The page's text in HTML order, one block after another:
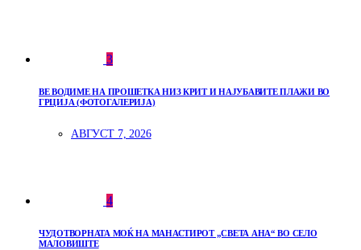
3
ВЕ ВОДИМЕ НА ПРОШЕТКА НИЗ КРИТ И НАЈУБАВИТЕ ПЛАЖИ ВО
ГРЦИЈА (ФОТОГАЛЕРИЈА)
АВГУСТ 7, 2026
4
ЧУДОТВОРНАТА МОЌ НА МАНАСТИРОТ „СВЕТА АНА“ ВО СЕЛО
МАЛОВИШТЕ